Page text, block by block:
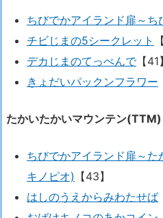
ちびでかアイランド扉～
チビじまの5シークレット
デカじまのてっぺんで【41】
きょだいパックンフラワー
たかいたかいマウンテン
ちびでかアイランド扉～
キノピオ) 【43】
はしのうえからみわたせば